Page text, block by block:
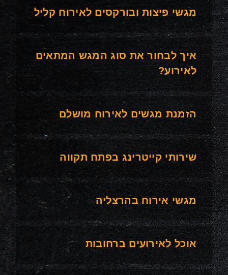
מגשי פיצות ובורקסים לאירוח קליל
איך לבחור את סוג המגש המתאים
לאירוע?
הזמנת מגשים לאירוח מושלם
שירותי קייטרינג בפתח תקווה
מגשי אירוח בהרצליה
אוכל לאירועים ברחובות